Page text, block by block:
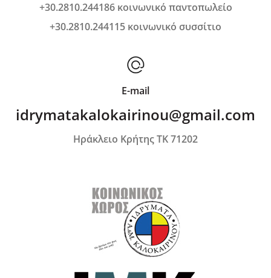
+30.2810.244186 κοινωνικό παντοπωλείο
+30.2810.244115 κοινωνικό συσσίτιο
E-mail
idrymatakalokairinou@gmail.com
Ηράκλειο Κρήτης ΤΚ 71202